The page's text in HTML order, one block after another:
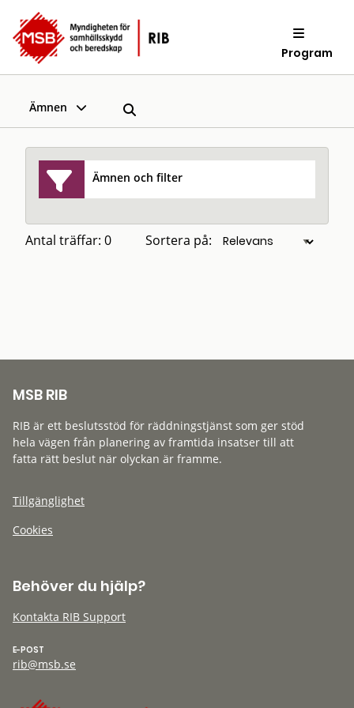
Program
Ämnen
Ämnen och filter
Antal träffar: 0 Sortera på:
MSB RIB
RIB är ett beslutsstöd för räddningstjänst som ger stöd
hela vägen från planering av framtida insatser till att
fatta rätt beslut när olyckan är framme.
Tillgänglighet
Cookies
Behöver du hjälp?
Kontakta RIB Support
E-POST
rib@msb.se